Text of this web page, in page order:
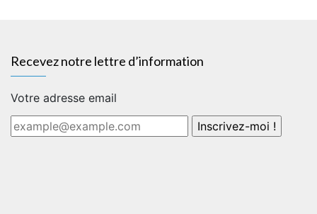
Recevez notre lettre d’information
Votre adresse email